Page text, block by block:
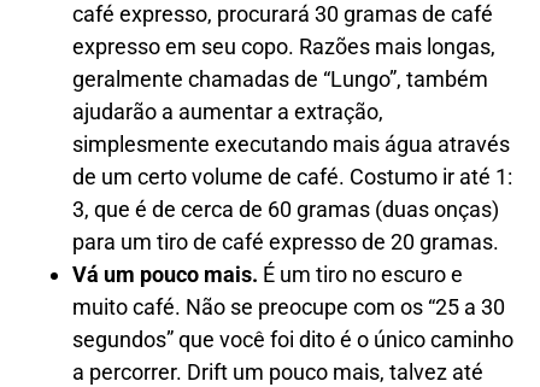
café expresso, procurará 30 gramas de café
expresso em seu copo. Razões mais longas,
geralmente chamadas de “Lungo”, também
ajudarão a aumentar a extração,
simplesmente executando mais água através
de um certo volume de café. Costumo ir até 1:
3, que é de cerca de 60 gramas (duas onças)
para um tiro de café expresso de 20 gramas.
Vá um pouco mais. É um tiro no escuro e
muito café. Não se preocupe com os “25 a 30
segundos” que você foi dito é o único caminho
a percorrer. Drift um pouco mais, talvez até